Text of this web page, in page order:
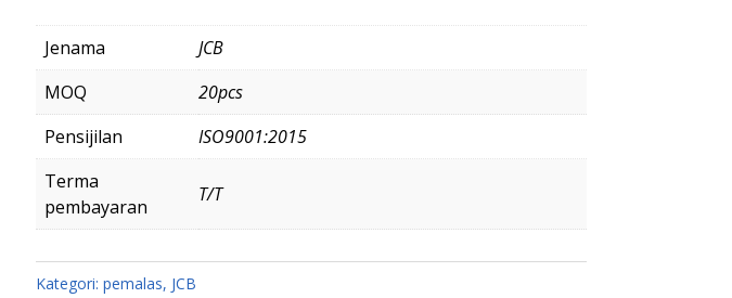
Jenama
JCB
MOQ
20pcs
Pensijilan
ISO9001:2015
Terma
pembayaran
T/T
Kategori: pemalas, JCB